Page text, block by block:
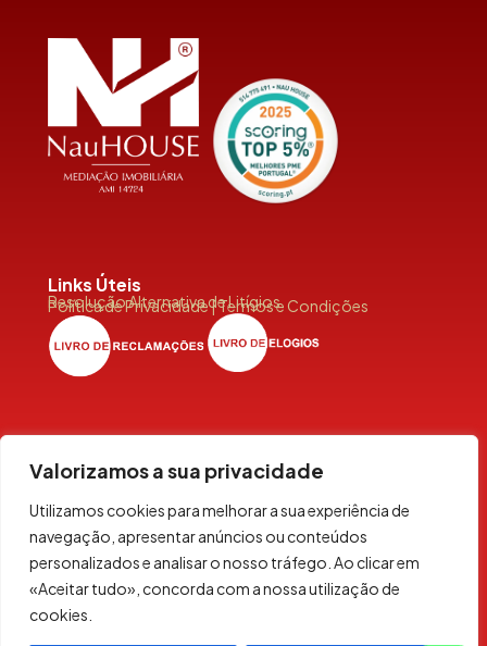
Valorizamos a sua privacidade
Utilizamos cookies para melhorar a sua experiência de
navegação, apresentar anúncios ou conteúdos
personalizados e analisar o nosso tráfego. Ao clicar em
«Aceitar tudo», concorda com a nossa utilização de
cookies.
Resolução Alternativa de Litígios
Política de Privacidade | Termos e Condições
Siga-Nos
© 2026 NauHOUSE. All rights reserved